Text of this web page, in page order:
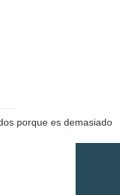
porque es demasiado